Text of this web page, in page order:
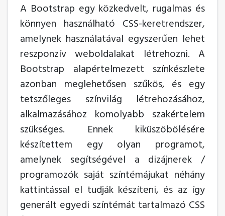
A Bootstrap egy közkedvelt, rugalmas és
könnyen használható CSS-keretrendszer,
amelynek használatával egyszerűen lehet
reszponzív weboldalakat létrehozni. A
Bootstrap alapértelmezett színkészlete
azonban meglehetősen szűkös, és egy
tetszőleges színvilág létrehozásához,
alkalmazásához komolyabb szakértelem
szükséges. Ennek kiküszöbölésére
készítettem egy olyan programot,
amelynek segítségével a dizájnerek /
programozók saját színtémájukat néhány
kattintással el tudják készíteni, és az így
generált egyedi színtémát tartalmazó CSS